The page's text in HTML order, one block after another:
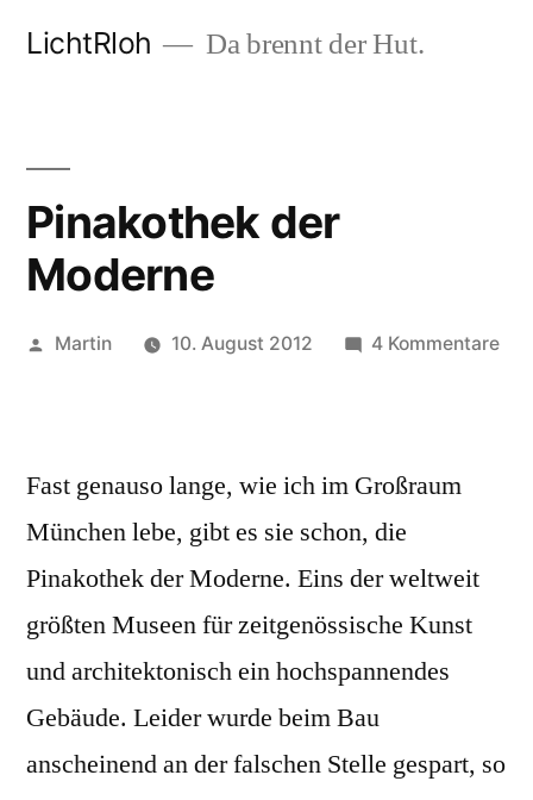
LichtRloh Da brennt der Hut.
Pinakothek der
Moderne
Veröffentlicht
Martin 10. August 2012 4 Kommentarezu
Fast genauso lange, wie ich im Großraum
München lebe, gibt es sie schon, die
Pinakothek der Moderne. Eins der weltweit
größten Museen für zeitgenössische Kunst
und architektonisch ein hochspannendes
Gebäude. Leider wurde beim Bau
anscheinend an der falschen Stelle gespart, so